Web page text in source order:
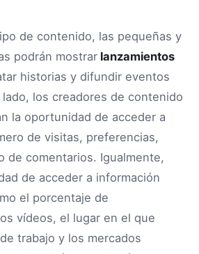
de contenido, las pequeñas y
podrán mostrar lanzamientos
historias y difundir eventos
los creadores de contenido
la oportunidad de acceder a
de visitas, preferencias,
de comentarios. Igualmente,
de acceder a información
el porcentaje de
vídeos, el lugar en el que
trabajo y los mercados